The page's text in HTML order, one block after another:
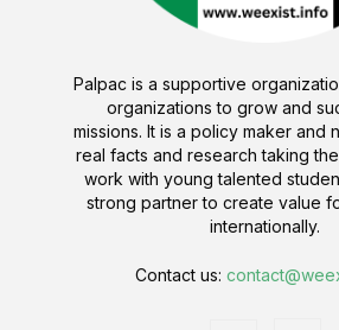
Palpac is a supportive
organizations to grow and
missions. It is a policy maker and
real facts and research taking
work with young talented
strong partner to create value
internationally.
Contact us: